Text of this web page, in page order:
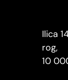
Ilica
rog,
10